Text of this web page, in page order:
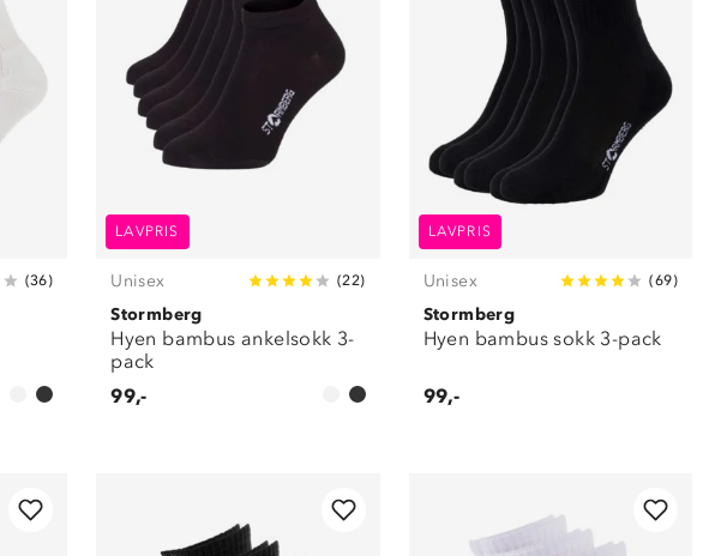
(36)
LAVPRIS
Unisex (22)
Stormberg
Hyen bambus ankelsokk 3-
pack
99,-
LAVPRIS
Unisex (69)
Stormberg
Hyen bambus sokk 3-pack
99,-